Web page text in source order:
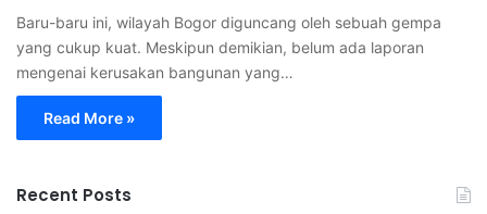
Baru-baru ini, wilayah Bogor diguncang oleh sebuah gempa
yang cukup kuat. Meskipun demikian, belum ada laporan
mengenai kerusakan bangunan yang…
Read More »
Recent Posts